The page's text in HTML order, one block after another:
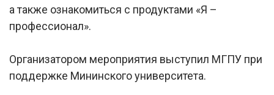
а также ознакомиться с продуктами «Я –
профессионал».
Организатором мероприятия выступил МГПУ при
поддержке Мининского университета.